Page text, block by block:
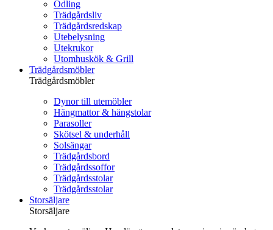
Odling
Trädgårdsliv
Trädgårdsredskap
Utebelysning
Utekrukor
Utomhuskök & Grill
Trädgårdsmöbler
Trädgårdsmöbler
Dynor till utemöbler
Hängmattor & hängstolar
Parasoller
Skötsel & underhåll
Solsängar
Trädgårdsbord
Trädgårdssoffor
Trädgårdsstolar
Trädgårdsstolar
Storsäljare
Storsäljare